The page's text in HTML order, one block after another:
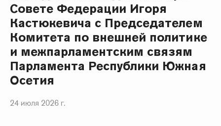
Совете Федерации Игоря
Кастюкевича с Председателем
Комитета по внешней политике
и межпарламентским связям
Парламента Республики Южная
Осетия
24 июля 2026 г.